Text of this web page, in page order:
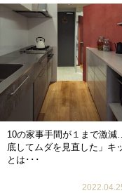
10の家事手間が１まで激
底してムダを見直した」キ
とは･･･